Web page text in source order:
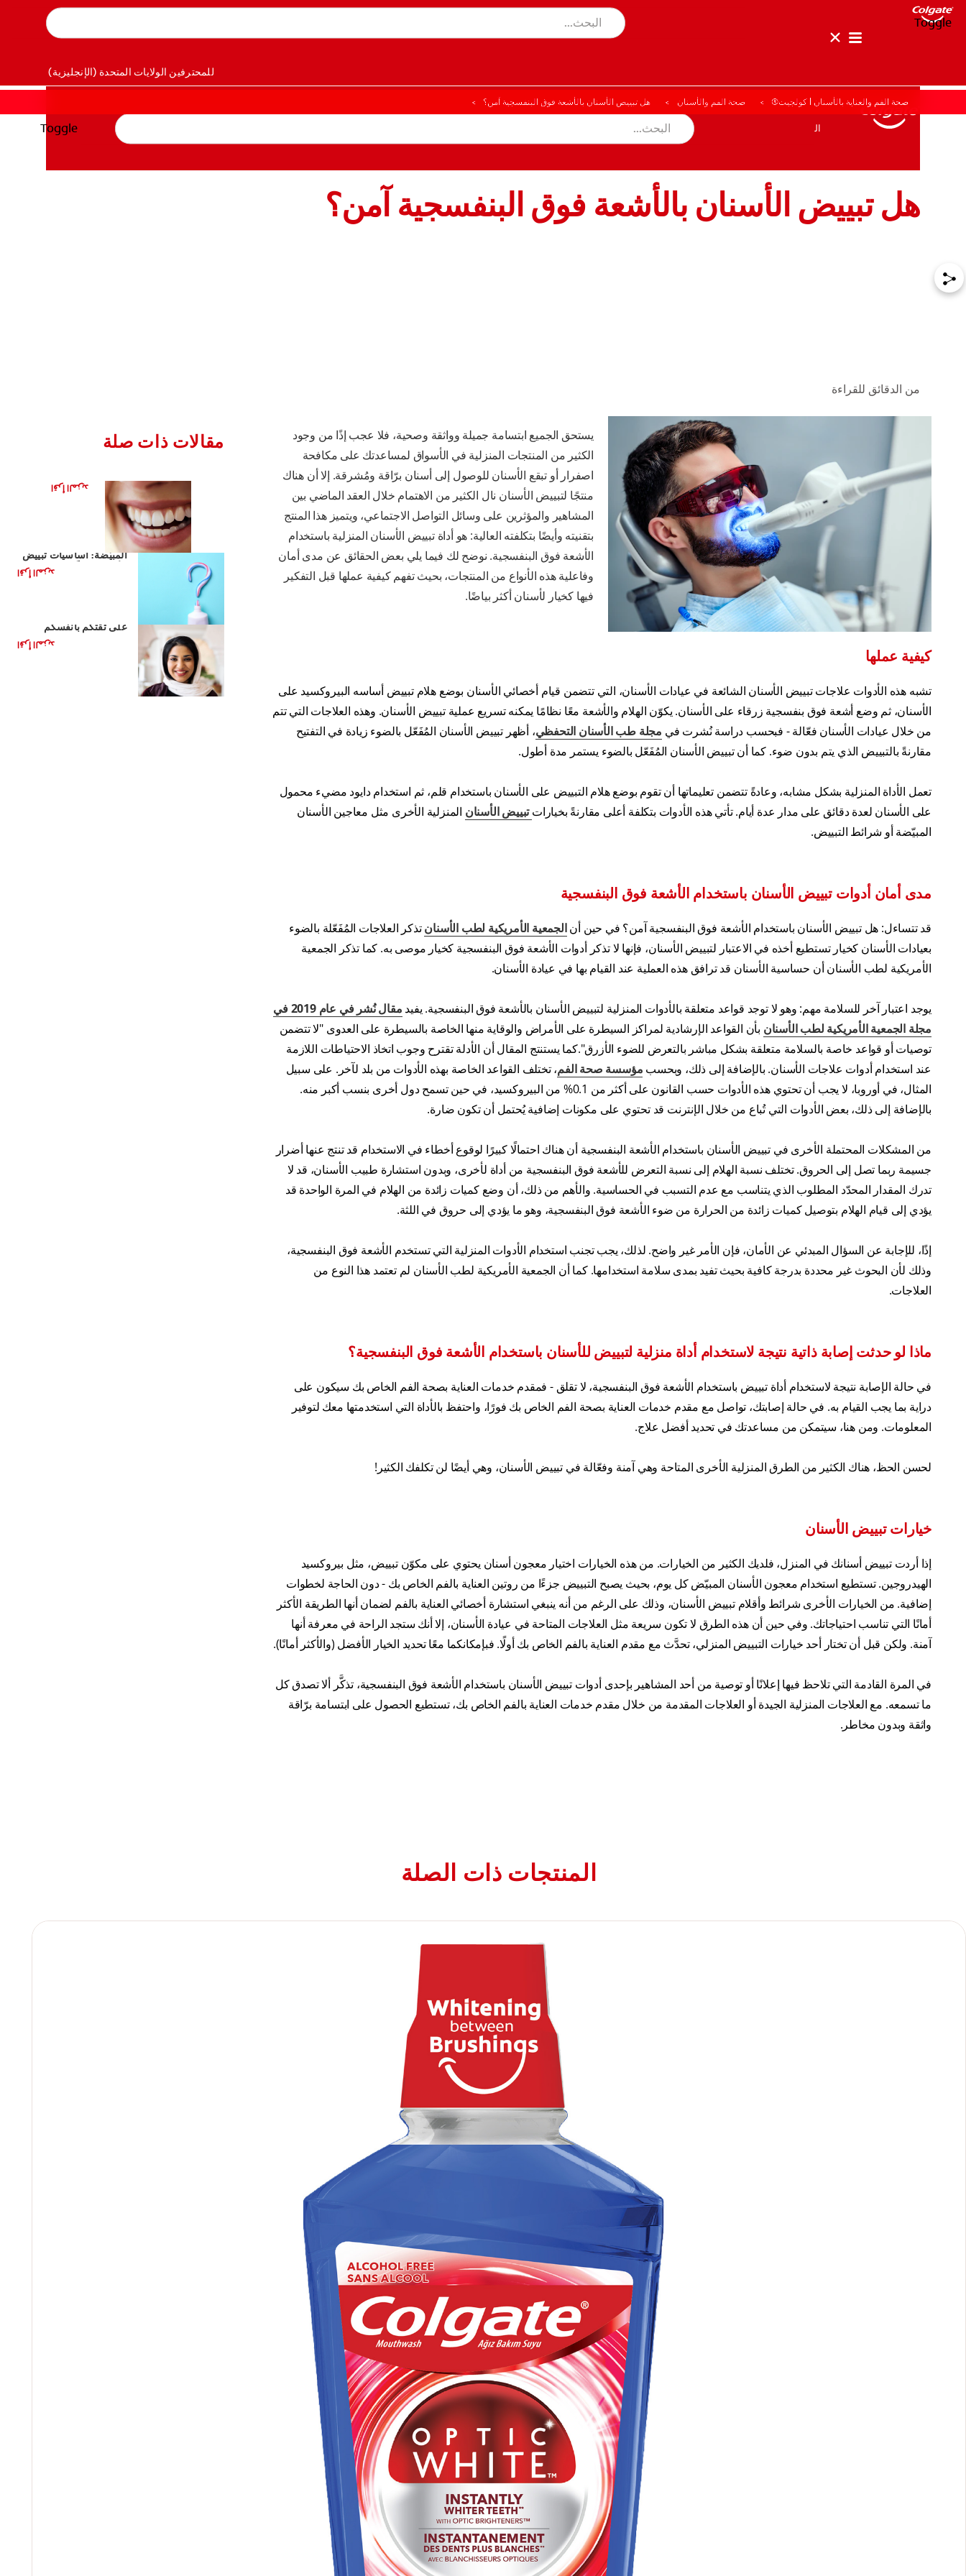
Toggle
المنتجات صحة الفم والأسنان المهمة
للمحترفين الولايات المتحدة (الإنجليزية)
للمحترفين الولايات المتحدة (الإنجليزية)
المنتجات المهمة Toggle
صحة الفم والعناية بالأسنان | كولجيت® صحة الفم والأسنان هل تبييض الأسنان بالأشعة فوق البنفسجية آمن؟
هل تبييض الأسنان بالأشعة فوق البنفسجية آمن؟
من الدقائق للقراءة
يستحق الجميع ابتسامة جميلة وواثقة وصحية، فلا عجب إذًا من وجود
الكثير من المنتجات المنزلية في الأسواق لمساعدتك على مكافحة
اصفرار أو تبقع الأسنان للوصول إلى أسنان برّاقة ومُشرقة. إلا أن هناك
منتجًا لتبييض الأسنان نال الكثير من الاهتمام خلال العقد الماضي بين
المشاهير والمؤثرين على وسائل التواصل الاجتماعي، ويتميز هذا المنتج
بتقنيته وأيضًا بتكلفته العالية: هو أداة تبييض الأسنان المنزلية باستخدام
الأشعة فوق البنفسجية. نوضح لك فيما يلي بعض الحقائق عن مدى أمان
وفاعلية هذه الأنواع من المنتجات، بحيث تفهم كيفية عملها قبل التفكير
فيها كخيار لأسنان أكثر بياضًا.
كيفية عملها
تشبه هذه الأدوات علاجات تبييض الأسنان الشائعة في عيادات الأسنان، التي تتضمن قيام أخصائي الأسنان بوضع هلام تبييض أساسه البيروكسيد على
الأسنان، ثم وضع أشعة فوق بنفسجية زرقاء على الأسنان. يكوّن الهلام والأشعة معًا نظامًا يمكنه تسريع عملية تبييض الأسنان. وهذه العلاجات التي تتم
من خلال عيادات الأسنان فعّالة - فبحسب دراسة نُشرت في مجلة طب الأسنان التحفظي، أظهر تبييض الأسنان المُفَعّل بالضوء زيادة في التفتيح
مقارنةً بالتبييض الذي يتم بدون ضوء. كما أن تبييض الأسنان المُفَعّل بالضوء يستمر مدة أطول.
تعمل الأداة المنزلية بشكل مشابه، وعادةً تتضمن تعليماتها أن تقوم بوضع هلام التبييض على الأسنان باستخدام قلم، ثم استخدام دايود مضيء محمول
على الأسنان لعدة دقائق على مدار عدة أيام. تأتي هذه الأدوات بتكلفة أعلى مقارنةً بخياراتتبييض الأسنان المنزلية الأخرى مثل معاجين الأسنان
المبيّضة أو شرائط التبييض.
مدى أمان أدوات تبييض الأسنان باستخدام الأشعة فوق البنفسجية
قد تتساءل: هل تبييض الأسنان باستخدام الأشعة فوق البنفسجية آمن؟ في حين أنالجمعية الأمريكية لطب الأسنانتذكر العلاجات المُفَعّلة بالضوء
بعيادات الأسنان كخيار تستطيع أخذه في الاعتبار لتبييض الأسنان، فإنها لا تذكر أدوات الأشعة فوق البنفسجية كخيار موصى به. كما تذكر الجمعية
الأمريكية لطب الأسنان أن حساسية الأسنان قد ترافق هذه العملية عند القيام بها في عيادة الأسنان.
يوجد اعتبار آخر للسلامة مهم: وهو لا توجد قواعد متعلقة بالأدوات المنزلية لتبييض الأسنان بالأشعة فوق البنفسجية. يفيد
مقال نُشر في عام 2019 في
مجلة الجمعية الأمريكية لطب الأسنان بأن القواعد الإرشادية لمراكز السيطرة على الأمراض والوقاية منها الخاصة بالسيطرة على العدوى "لا تتضمن
توصيات أو قواعد خاصة بالسلامة متعلقة بشكل مباشر بالتعرض للضوء الأزرق".كما يستنتج المقال أن الأدلة تقترح وجوب اتخاذ الاحتياطات اللازمة
عند استخدام أدوات علاجات الأسنان. بالإضافة إلى ذلك، وبحسب مؤسسة صحة الفم، تختلف القواعد الخاصة بهذه الأدوات من بلد لآخر. على سبيل
المثال، في أوروبا، لا يجب أن تحتوي هذه الأدوات حسب القانون على أكثر من 0.1% من البيروكسيد، في حين تسمح دول أخرى بنسب أكبر منه.
بالإضافة إلى ذلك، بعض الأدوات التي تُباع من خلال الإنترنت قد تحتوي على مكونات إضافية يُحتمل أن تكون ضارة.
من المشكلات المحتملة الأخرى في تبييض الأسنان باستخدام الأشعة البنفسجية أن هناك احتمالًا كبيرًا لوقوع أخطاء في الاستخدام قد تنتج عنها أضرار
جسيمة ربما تصل إلى الحروق. تختلف نسبة الهلام إلى نسبة التعرض للأشعة فوق البنفسجية من أداة لأخرى، وبدون استشارة طبيب الأسنان، قد لا
تدرك المقدار المحدّد المطلوب الذي يتناسب مع عدم التسبب في الحساسية. والأهم من ذلك، أن وضع كميات زائدة من الهلام في المرة الواحدة قد
يؤدي إلى قيام الهلام بتوصيل كميات زائدة من الحرارة من ضوء الأشعة فوق البنفسجية، وهو ما يؤدي إلى حروق في اللثة.
إذًا، للإجابة عن السؤال المبدئي عن الأمان، فإن الأمر غير واضح. لذلك، يجب تجنب استخدام الأدوات المنزلية التي تستخدم الأشعة فوق البنفسجية،
وذلك لأن البحوث غير محددة بدرجة كافية بحيث تفيد بمدى سلامة استخدامها. كما أن الجمعية الأمريكية لطب الأسنان لم تعتمد هذا النوع من
العلاجات.
ماذا لو حدثت إصابة ذاتية نتيجة لاستخدام أداة منزلية لتبييض للأسنان باستخدام الأشعة فوق البنفسجية؟
في حالة الإصابة نتيجة لاستخدام أداة تبييض باستخدام الأشعة فوق البنفسجية، لا تقلق - فمقدم خدمات العناية بصحة الفم الخاص بك سيكون على
دراية بما يجب القيام به. في حالة إصابتك، تواصل مع مقدم خدمات العناية بصحة الفم الخاص بك فورًا، واحتفظ بالأداة التي استخدمتها معك لتوفير
المعلومات. ومن هنا، سيتمكن من مساعدتك في تحديد أفضل علاج.
لحسن الحظ، هناك الكثير من الطرق المنزلية الأخرى المتاحة وهي آمنة وفعّالة في تبييض الأسنان، وهي أيضًا لن تكلفك الكثير!
خيارات تبييض الأسنان
إذا أردت تبييض أسنانك في المنزل، فلديك الكثير من الخيارات. من هذه الخيارات اختيار معجون أسنان يحتوي على مكوّن تبييض، مثل بيروكسيد
الهيدروجين. تستطيع استخدام معجون الأسنان المبيّض كل يوم، بحيث يصبح التبييض جزءًا من روتين العناية بالفم الخاص بك - دون الحاجة لخطوات
إضافية. من الخيارات الأخرى شرائط وأقلام تبييض الأسنان، وذلك على الرغم من أنه ينبغي استشارة أخصائي العناية بالفم لضمان أنها الطريقة الأكثر
أمانًا التي تناسب احتياجاتك. وفي حين أن هذه الطرق لا تكون سريعة مثل العلاجات المتاحة في عيادة الأسنان، إلا أنك ستجد الراحة في معرفة أنها
آمنة. ولكن قبل أن تختار أحد خيارات التبييض المنزلي، تحدَّث مع مقدم العناية بالفم الخاص بك أولًا. فبإمكانكما معًا تحديد الخيار الأفضل (والأكثر أمانًا).
في المرة القادمة التي تلاحظ فيها إعلانًا أو توصية من أحد المشاهير بإحدى أدوات تبييض الأسنان باستخدام الأشعة فوق البنفسجية، تذكَّر ألا تصدق كل
ما تسمعه. مع العلاجات المنزلية الجيدة أو العلاجات المقدمة من خلال مقدم خدمات العناية بالفم الخاص بك، تستطيع الحصول على ابتسامة برّاقة
واثقة وبدون مخاطر.
مقالات ذات صلة
اقرأ المزيد
أساسيات معاجين الأسنان
المبيّضة: أساسيات تبييض
اقرأ المزيد
على ثقتكم بأنفسكم
اقرأ المزيد
المنتجات ذات الصلة